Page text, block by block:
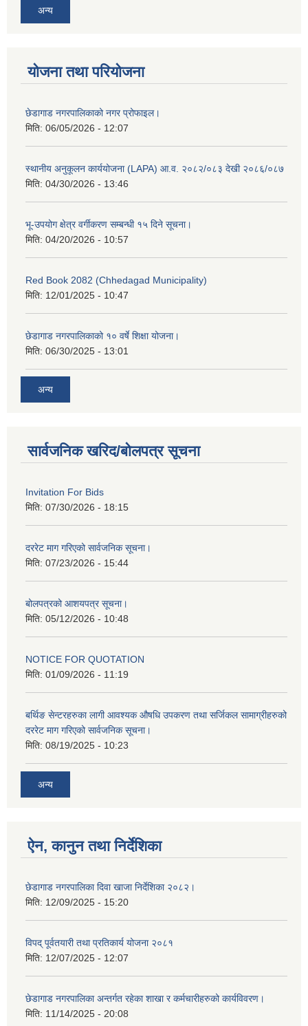
अन्य
योजना तथा परियोजना
छेडागाड नगरपालिकाको नगर प्रोफाइल।
मिति: 06/05/2026 - 12:07
स्थानीय अनुकूलन कार्ययोजना (LAPA) आ.व. २०८२/०८३ देखी २०८६/०८७
मिति: 04/30/2026 - 13:46
भू-उपयोग क्षेत्र वर्गीकरण सम्बन्धी १५ दिने सूचना।
मिति: 04/20/2026 - 10:57
Red Book 2082 (Chhedagad Municipality)
मिति: 12/01/2025 - 10:47
छेडागाड नगरपालिकाको १० वर्षे शिक्षा योजना।
मिति: 06/30/2025 - 13:01
अन्य
सार्वजनिक खरिद/बोलपत्र सूचना
Invitation For Bids
मिति: 07/30/2026 - 18:15
दररेट माग गरिएको सार्वजनिक सूचना।
मिति: 07/23/2026 - 15:44
बोलपत्रको आशयपत्र सूचना।
मिति: 05/12/2026 - 10:48
NOTICE FOR QUOTATION
मिति: 01/09/2026 - 11:19
बर्थिङ सेन्टरहरुका लागी आवश्यक औषधि उपकरण तथा सर्जिकल सामाग्रीहरुको
दररेट माग गरिएको सार्वजनिक सूचना।
मिति: 08/19/2025 - 10:23
अन्य
ऐन, कानुन तथा निर्देशिका
छेडागाड नगरपालिका दिवा खाजा निर्देशिका २०८२।
मिति: 12/09/2025 - 15:20
विपद् पूर्वतयारी तथा प्रतिकार्य योजना २०८१
मिति: 12/07/2025 - 12:07
छेडागाड नगरपालिका अन्तर्गत रहेका शाखा र कर्मचारीहरुको कार्यविवरण।
मिति: 11/14/2025 - 20:08